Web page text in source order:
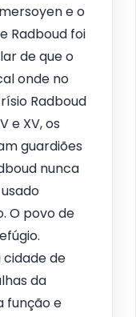
e o
Radboud foi
de que o
onde no
Radboud
e XV, os
guardiões
nunca
O povo de
cidade de
da
função e